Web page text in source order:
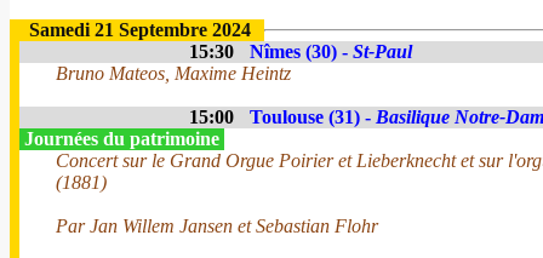
Samedi 21 Septembre 2024
15:30
Nîmes (30) - St-Paul
Bruno Mateos, Maxime Heintz
15:00 Toulouse (31) - Basilique Notre-
Journées du patrimoine
Concert sur le Grand Orgue Poirier et Lieberknecht et sur
(1881)
Par Jan Willem Jansen et Sebastian Flohr